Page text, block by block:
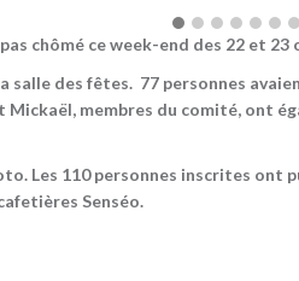
chômé ce week-end des 22 et 23
salle des fêtes. 77 personnes
membres du comité, ont
Les 110 personnes inscrites
Senséo.